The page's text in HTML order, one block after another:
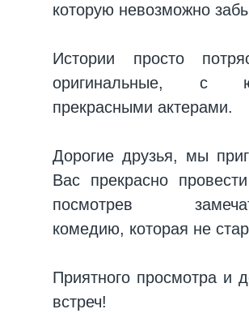
которую невозможно
Истории просто
оригинальные, с
прекрасными актерами.
Дорогие друзья, мы
Вас прекрасно
посмотрев
комедию, которая не
Приятного просмотра и
встреч!